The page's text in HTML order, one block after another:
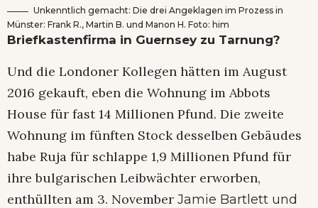
Unkenntlich gemacht: Die drei Angeklagen im Prozess in
Münster: Frank R., Martin B. und Manon H. Foto: him
Briefkastenfirma in Guernsey zu Tarnung?
Und die Londoner Kollegen hätten im August
2016 gekauft, eben die Wohnung im Abbots
House für fast 14 Millionen Pfund. Die zweite
Wohnung im fünften Stock desselben Gebäudes
habe Ruja für schlappe 1,9 Millionen Pfund für
ihre bulgarischen Leibwächter erworben,
enthüllten am 3. November Jamie Bartlett und